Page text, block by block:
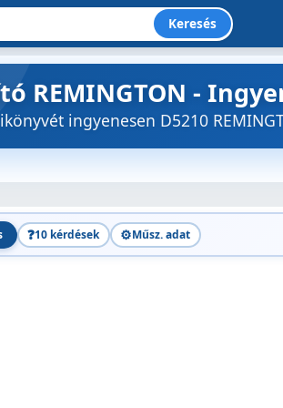
Keresés
REMINGTON -
ingyenesen D5210
❓10 kérdések ⚙️Műsz. adat